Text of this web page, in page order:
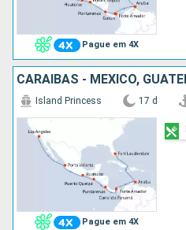
Pague em 4X
Pague em 4X
Island Princess 17 d